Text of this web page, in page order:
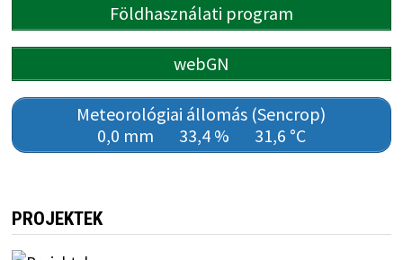
Földhasználati program
webGN
Meteorológiai állomás (Sencrop)
0,0 mm
33,4 % 31,6 °C
PROJEKTEK